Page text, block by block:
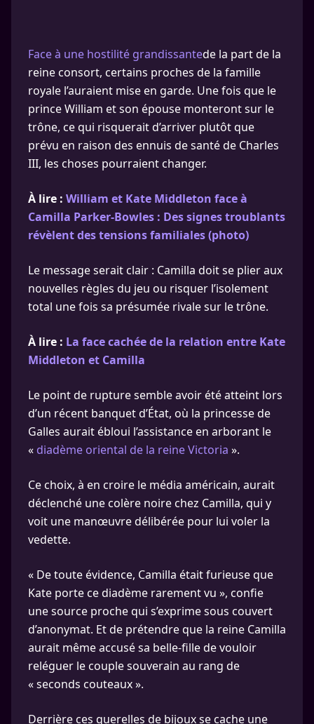
Face à une hostilité grandissantede la part de la
reine consort, certains proches de la famille
royale l’auraient mise en garde. Une fois que le
prince William et son épouse monteront sur le
trône, ce qui risquerait d’arriver plutôt que
prévu en raison des ennuis de santé de Charles
III, les choses pourraient changer.
À lire : William et Kate Middleton face à
Camilla Parker-Bowles : Des signes troublants
révèlent des tensions familiales (photo)
Le message serait clair : Camilla doit se plier aux
nouvelles règles du jeu ou risquer l’isolement
total une fois sa présumée rivale sur le trône.
À lire : La face cachée de la relation entre Kate
Middleton et Camilla
Le point de rupture semble avoir été atteint lors
d’un récent banquet d’État, où la princesse de
Galles aurait ébloui l’assistance en arborant le
« diadème oriental de la reine Victoria ».
Ce choix, à en croire le média américain, aurait
déclenché une colère noire chez Camilla, qui y
voit une manœuvre délibérée pour lui voler la
vedette.
« De toute évidence, Camilla était furieuse que
Kate porte ce diadème rarement vu », confie
une source proche qui s’exprime sous couvert
d’anonymat. Et de prétendre que la reine Camilla
aurait même accusé sa belle-fille de vouloir
reléguer le couple souverain au rang de
« seconds couteaux ».
Derrière ces querelles de bijoux se cache une